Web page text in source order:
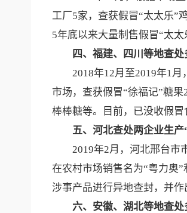
工厂5家，查获假冒“太太乐”
5年底以来大量制售假冒“太
四、福建、四川等地查处
2018年12月至2019年1月
市场，查获假冒“徐福记”糖
棒棒糖等。目前，已没收假冒
五、河北查处两企业生产
2019年2月，河北邢台市市
在农村市场销售名为“粤力奥
涉事产品进行异地查封，并作
六、安徽、湖北等地查处